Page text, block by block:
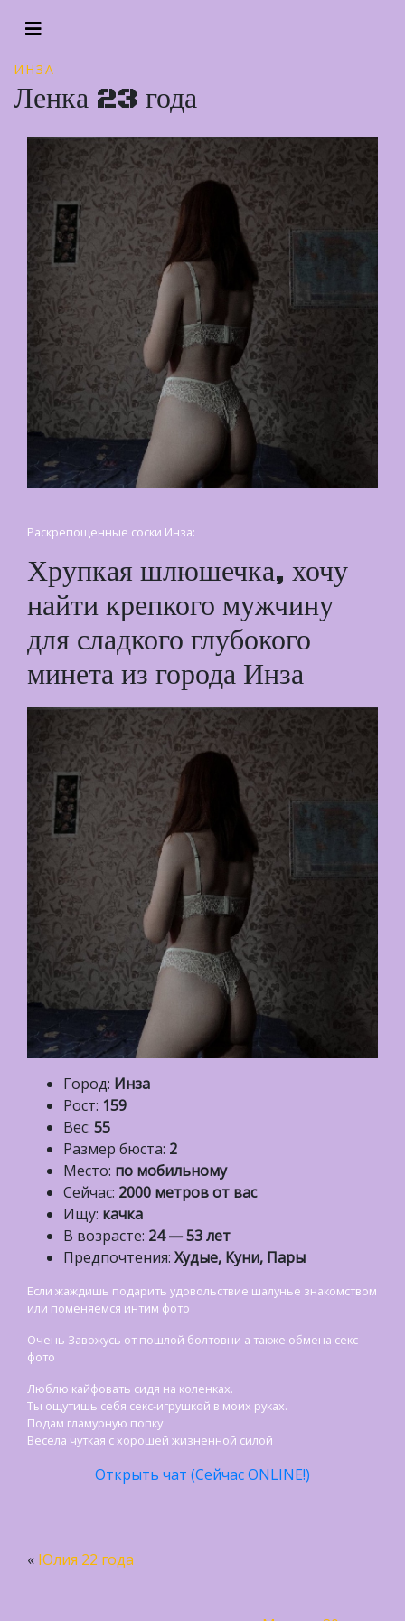
ИНЗА
Ленка 23 года
Раскрепощенные соски Инза:
Хрупкая шлюшечка, хочу
найти крепкого мужчину
для сладкого глубокого
минета из города Инза
Город: Инза
Рост: 159
Вес: 55
Размер бюста: 2
Место: по мобильному
Сейчас: 2000 метров от вас
Ищу: качка
В возрасте: 24 — 53 лет
Предпочтения: Худые, Куни, Пары
Если жаждишь подарить удовольствие шалунье знакомством
или поменяемся интим фото
Очень Завожусь от пошлой болтовни а также обмена секс
фото
Люблю кайфовать сидя на коленках.
Ты ощутишь себя секс-игрушкой в моих руках.
Подам гламурную попку
Bесела чуткая с хорошей жизненной силой
Открыть чат (Сейчас ONLINE!)
« Юлия 22 года